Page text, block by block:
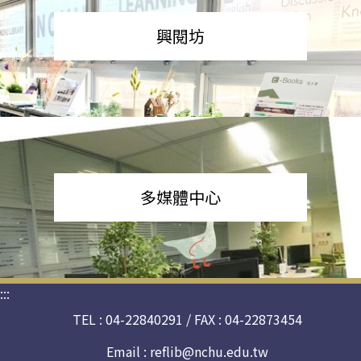
興閱坊
多媒體中心
:::
TEL : 04-22840291 / FAX : 04-22873454
Email : reflib@nchu.edu.tw